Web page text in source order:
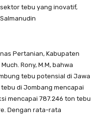
tebu yang inovatif,
Pertanian, Kabupaten
Rony, M.M, bahwa
tebu potensial di Jawa
di Jombang mencapai
mencapai 787.246 ton tebu
Dengan rata-rata